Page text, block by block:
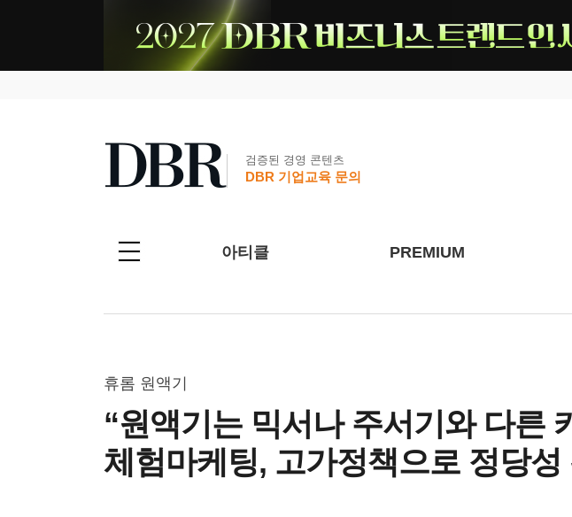
검증된 경영 콘텐츠
DBR 기업교육 문의
아티클 PREMIUM
휴롬 원액기
“원액기는 믹서나 주서기와 다른
체험마케팅, 고가정책으로 정당성